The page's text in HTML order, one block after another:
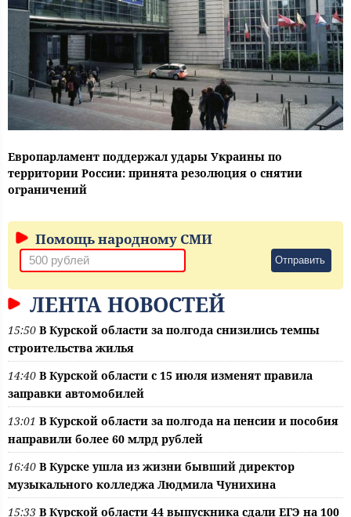
Европарламент поддержал удары Украины по
территории России: принята резолюция о снятии
ограничений
Помощь народному СМИ
Отправить
ЛЕНТА НОВОСТЕЙ
15:50 В Курской области за полгода снизились темпы
строительства жилья
14:40 В Курской области с 15 июля изменят правила
заправки автомобилей
13:01 В Курской области за полгода на пенсии и пособия
направили более 60 млрд рублей
16:40 В Курске ушла из жизни бывший директор
музыкального колледжа Людмила Чунихина
15:33 В Курской области 44 выпускника сдали ЕГЭ на 100